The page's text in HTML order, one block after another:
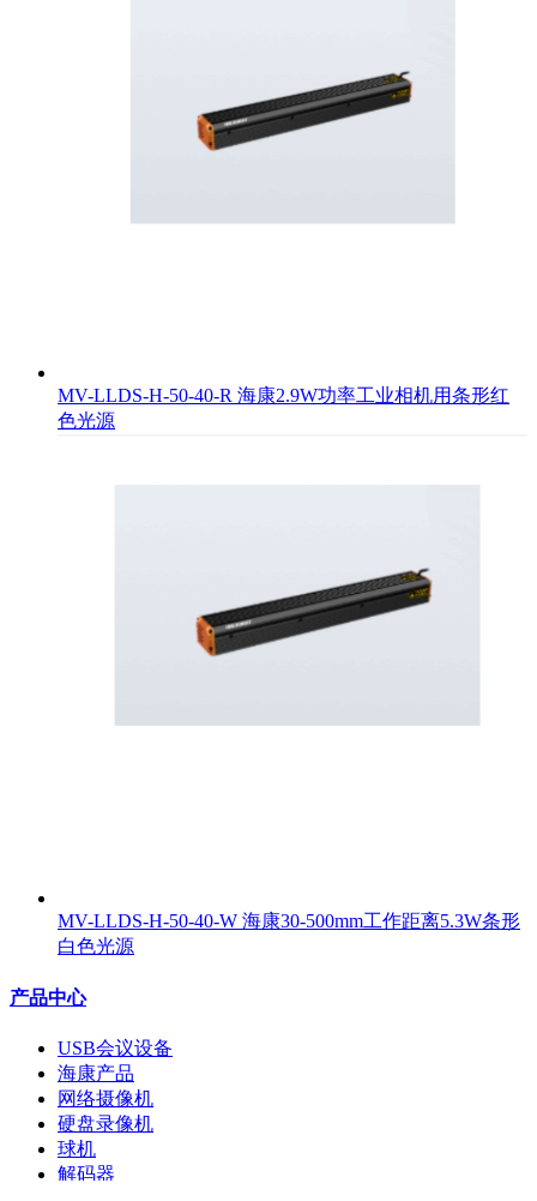
MV-LLDS-H-50-40-R 海康2.9W功率工业相机用条形红
色光源
MV-LLDS-H-50-40-W 海康30-500mm工作距离5.3W条形
白色光源
产品中心
USB会议设备
海康产品
网络摄像机
硬盘录像机
球机
解码器